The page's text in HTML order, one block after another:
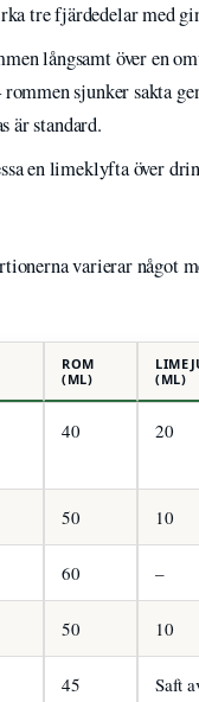
tre fjärdedelar med
långsamt över en
sjunker sakta
är standard.
en limeklyfta över
varierar något
ROM
(ML)
(ML)
40 20
50 10
60 –
50 10
45 Saft